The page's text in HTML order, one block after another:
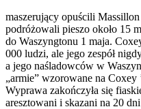
maszerujący opuścili
podróżowali pieszo około 15
do Waszyngtonu 1 maja.
000 ludzi, ale jego zespół
a jego naśladowców w
„armie” wzorowane na Coxey
Wyprawa zakończyła się
aresztowani i skazani na 20